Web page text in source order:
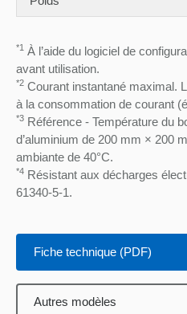
*1 À l’aide du logiciel de
avant utilisation.
*2 Courant instantané maximal.
à la consommation de courant
*3 Référence - Température du
d’aluminium de 200 mm × 200
ambiante de 40°C.
*4 Résistant aux décharges
61340-5-1.
Fiche technique (PDF)
Autres modèles